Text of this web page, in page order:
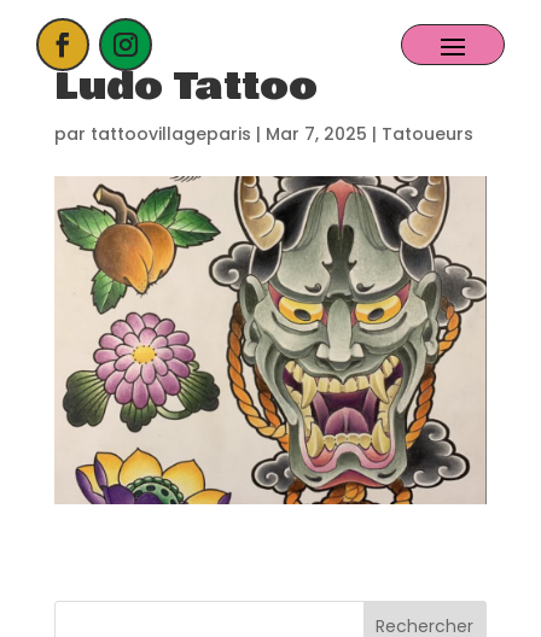
ACCUEIL
PROCHAIN EVENT
CANDIDATER
NOS EXPOSANTS
CONTACT
PARTENAIRES
Ludo Tattoo
par tattoovillageparis | Mar 7, 2025 | Tatoueurs
Rechercher